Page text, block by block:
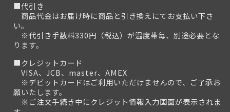
■代引き
商品代金はお届け時に商品と引き換えにてお支払い下さ
い。
※代引き手数料330円（税込）が温度帯毎、別途必要とな
ります。
■クレジットカード
VISA、JCB、master、AMEX
※デビットカードはご利用いただけませんので、ご了承お
願いたします。
※ご注文手続き中にクレジット情報入力画面が表示されま